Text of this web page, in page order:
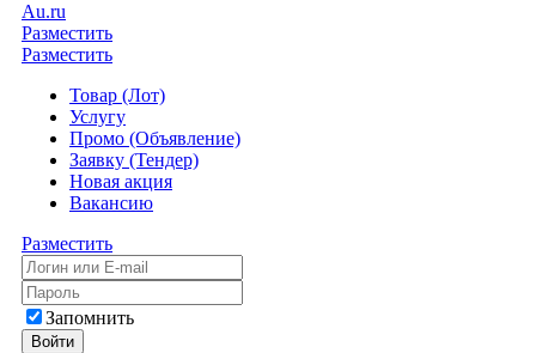
Au.ru
Разместить
Разместить
Товар (Лот)
Услугу
Промо (Объявление)
Заявку (Тендер)
Новая акция
Вакансию
Разместить
Запомнить
Войти